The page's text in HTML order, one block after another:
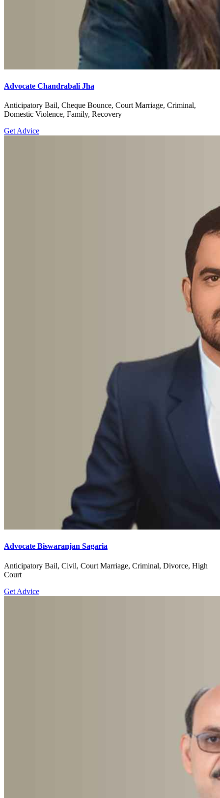
Advocate Chandrabali Jha
Anticipatory Bail, Cheque Bounce, Court Marriage, Criminal,
Domestic Violence, Family, Recovery
Get Advice
Advocate Biswaranjan Sagaria
Anticipatory Bail, Civil, Court Marriage, Criminal, Divorce, High
Court
Get Advice